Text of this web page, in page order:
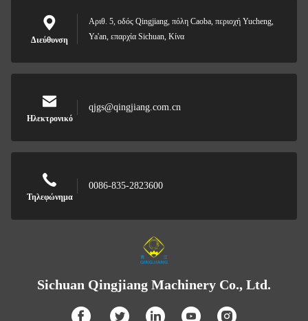
Διεύθυνση
Αριθ. 5, οδός Qingjiang, πόλη Caoba, περιοχή Yucheng,
Ya'an, επαρχία Sichuan, Κίνα
Ηλεκτρονικό
qjgs@qingjiang.com.cn
Τηλεφώνημα
0086-835-2823600
Sichuan Qingjiang Machinery Co., Ltd.